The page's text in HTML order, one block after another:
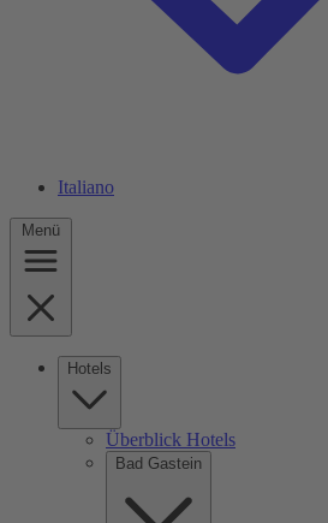
Italiano
Menü
Hotels
Überblick Hotels
Bad Gastein